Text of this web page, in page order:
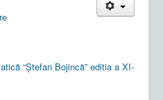
“Ștefan Bojincă” editia a XI-